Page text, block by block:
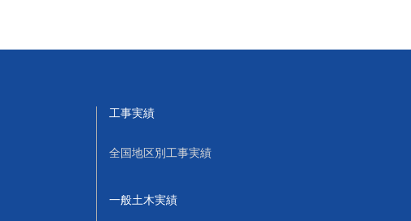
工事実績
全国地区別工事実績
一般土木実績